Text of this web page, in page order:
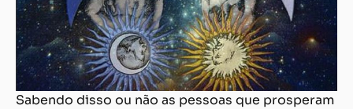
Sabendo disso ou não as pessoas que prosperam